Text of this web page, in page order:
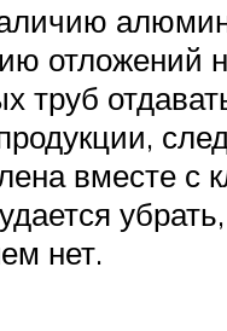
отложений
труб
вместе с
нет.